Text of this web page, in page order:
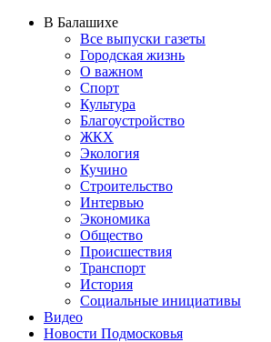
В Балашихе
Все выпуски газеты
Городская жизнь
О важном
Спорт
Культура
Благоустройство
ЖКХ
Экология
Кучино
Строительство
Интервью
Экономика
Общество
Происшествия
Транспорт
История
Социальные инициативы
Видео
Новости Подмосковья